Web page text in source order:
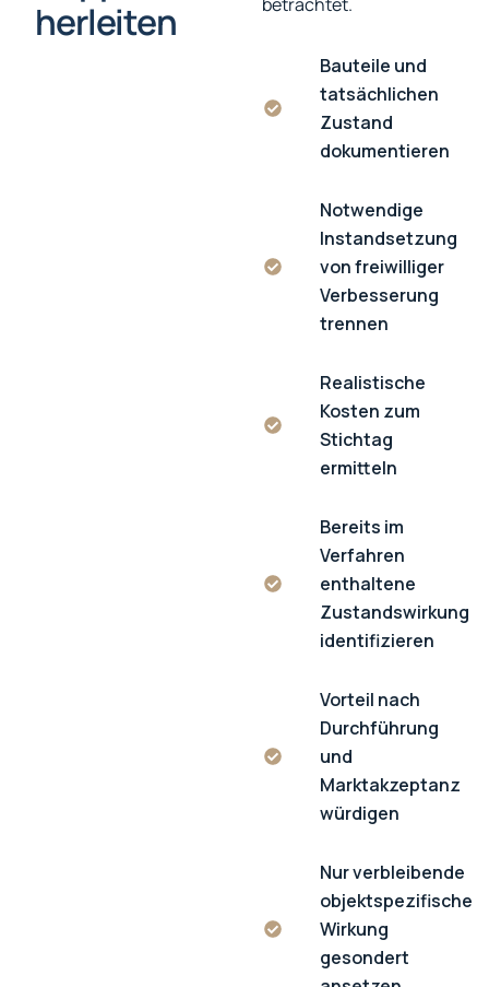
herleiten
Bauteile und
tatsächlichen
Zustand
dokumentieren
Notwendige
Instandsetzung
von freiwilliger
Verbesserung
trennen
Realistische
Kosten zum
Stichtag
ermitteln
Bereits im
Verfahren
enthaltene
Zustandswirkung
identifizieren
Vorteil nach
Durchführung
und
Marktakzeptanz
würdigen
Nur verbleibende
objektspezifische
Wirkung
gesondert